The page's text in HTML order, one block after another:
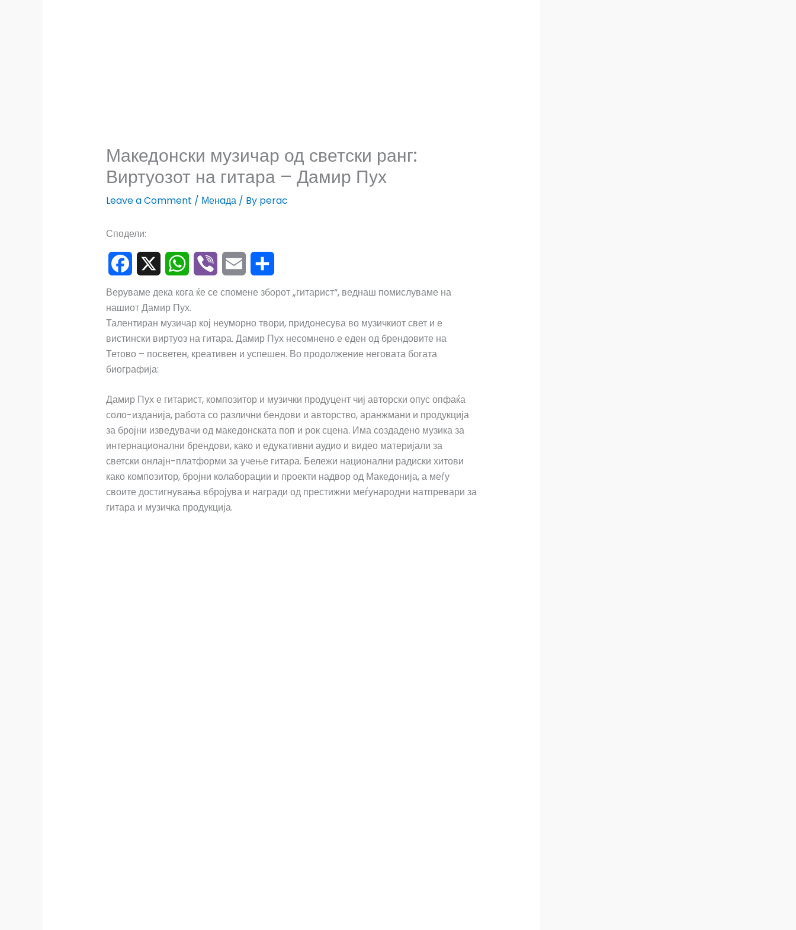
Македонски музичар од светски ранг:
Виртуозот на гитара – Дамир Пух
Leave a Comment / Менaда/ By perac
Сподели:
F
a
c
e
o
o
k
X
W
h
a
t
A
p
p
V
b
e
E
a
i
S
a
r
Веруваме дека кога ќе се спомене зборот „гитарист“, веднаш помислуваме на
нашиот Дамир Пух.
Талентиран музичар кој неуморно твори, придонесува во музичкиот свет и е
вистински виртуоз на гитара. Дамир Пух несомнено е еден од брендовите на
Тетово – посветен, креативен и успешен. Во продолжение неговата богата
биографија:
Дамир Пух е гитарист, композитор и музички продуцент чиј авторски опус опфаќа
соло-изданија, работа со различни бендови и авторство, аранжмани и продукција
за бројни изведувачи од македонската поп и рок сцена. Има создадено музика за
интернационални брендови, како и едукативни аудио и видео материјали за
светски онлајн-платформи за учење гитара. Бележи национални радиски хитови
како композитор, бројни колаборации и проекти надвор од Македонија, а меѓу
своите достигнувања вбројува и награди од престижни меѓународни натпревари за
гитара и музичка продукција.